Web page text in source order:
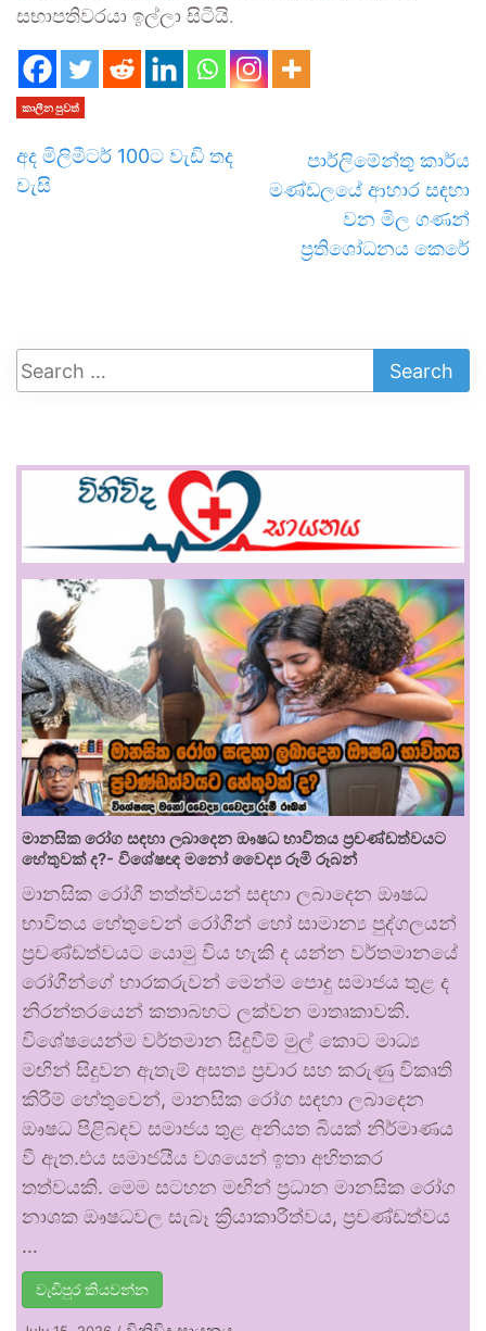
සභාපතිවරයා ඉල්ලා සිටියි.
කාලීන පුවත්
අද මිලිමීටර් 100ට වැඩි තද
වැසි
පාර්ලිමේන්තු කාර්ය
මණ්ඩලයේ ආහාර සඳහා
වන මිල ගණන්
ප්‍රතිශෝධනය කෙරේ
මානසික රෝග සඳහා ලබාදෙන ඖෂධ භාවිතය ප්‍රචණ්ඩත්වයට
හේතුවක් ද?- විශේෂඥ මනෝ වෛද්‍ය රූමි රූබන්
මානසික රෝගී තත්ත්වයන් සඳහා ලබාදෙන ඖෂධ
භාවිතය හේතුවෙන් රෝගීන් හෝ සාමාන්‍ය පුද්ගලයන්
ප්‍රචණ්ඩත්වයට යොමු විය හැකි ද යන්න වර්තමානයේ
රෝගීන්ගේ භාරකරුවන් මෙන්ම පොදු සමාජය තුළ ද
නිරන්තරයෙන් කතාබහට ලක්වන මාතෘකාවකි.
විශේෂයෙන්ම වර්තමාන සිදුවීම් මුල් කොට මාධ්‍ය
මඟින් සිදුවන ඇතැම් අසත්‍ය ප්‍රචාර සහ කරුණු විකෘති
කිරීම් හේතුවෙන්, මානසික රෝග සඳහා ලබාදෙන
ඖෂධ පිළිබඳව සමාජය තුළ අනියත බියක් නිර්මාණය
වී ඇත.එය සමාජයීය වශයෙන් ඉතා අහිතකර
තත්වයකි. මෙම සටහන මඟින් ප්‍රධාන මානසික රෝග
නාශක ඖෂධවල සැබෑ ක්‍රියාකාරීත්වය, ප්‍රචණ්ඩත්වය
…
වැඩිපුර කියවන්න